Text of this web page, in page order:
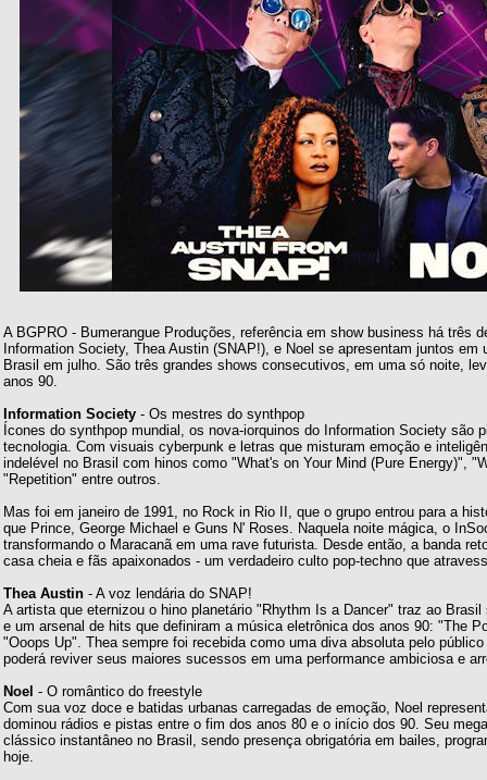
A BGPRO - Bumerangue Produções, referência em show business há três
Information Society, Thea Austin (SNAP!), e Noel se apresentam juntos
Brasil em julho. São três grandes shows consecutivos, em uma só noite,
anos 90.
Information Society - Os mestres do synthpop
Ícones do synthpop mundial, os nova-iorquinos do Information Society são
tecnologia. Com visuais cyberpunk e letras que misturam emoção e
indelével no Brasil com hinos como "What's on Your Mind (Pure Energy)",
"Repetition" entre outros.
Mas foi em janeiro de 1991, no Rock in Rio II, que o grupo entrou para a
que Prince, George Michael e Guns N' Roses. Naquela noite mágica, o
transformando o Maracanã em uma rave futurista. Desde então, a banda
casa cheia e fãs apaixonados - um verdadeiro culto pop-techno que
Thea Austin - A voz lendária do SNAP!
A artista que eternizou o hino planetário "Rhythm Is a Dancer" traz ao
e um arsenal de hits que definiram a música eletrônica dos anos 90: "The
"Ooops Up". Thea sempre foi recebida como uma diva absoluta pelo
poderá reviver seus maiores sucessos em uma performance ambiciosa e
Noel - O romântico do freestyle
Com sua voz doce e batidas urbanas carregadas de emoção, Noel
dominou rádios e pistas entre o fim dos anos 80 e o início dos 90. Seu
clássico instantâneo no Brasil, sendo presença obrigatória em bailes,
hoje.